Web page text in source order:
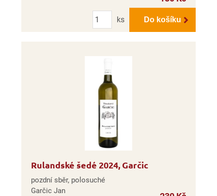
Počet
ks
Do košíku
Rulandské šedé 2024, Garčic
pozdní sběr, polosuché
Garčic Jan